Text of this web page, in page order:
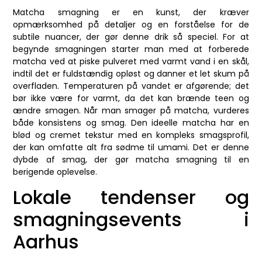
Matcha smagning er en kunst, der kræver
opmærksomhed på detaljer og en forståelse for de
subtile nuancer, der gør denne drik så speciel. For at
begynde smagningen starter man med at forberede
matcha ved at piske pulveret med varmt vand i en skål,
indtil det er fuldstændig opløst og danner et let skum på
overfladen. Temperaturen på vandet er afgørende; det
bør ikke være for varmt, da det kan brænde teen og
ændre smagen. Når man smager på matcha, vurderes
både konsistens og smag. Den ideelle matcha har en
blød og cremet tekstur med en kompleks smagsprofil,
der kan omfatte alt fra sødme til umami. Det er denne
dybde af smag, der gør matcha smagning til en
berigende oplevelse.
Lokale tendenser og
smagningsevents i
Aarhus